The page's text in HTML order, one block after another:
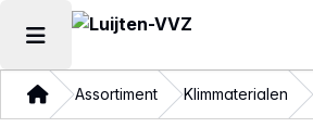
Hoofdmenu openen
ThuisAssortiment Klimmaterialen